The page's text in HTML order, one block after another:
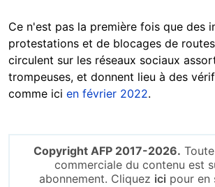
Ce n'est pas la première fois que des
protestations et de blocages de
circulent sur les réseaux sociaux
trompeuses, et donnent lieu à des
comme ici en février 2022.
Copyright AFP 2017-2026.
commerciale du contenu est
abonnement. Cliquez ici pour en